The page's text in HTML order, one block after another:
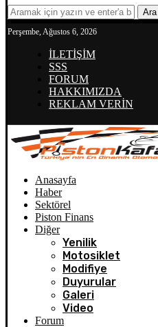
Ara
Perşembe, Ağustos 6, 2026
İLETİŞİM
SSS
FORUM
HAKKIMIZDA
REKLAM VERİN
Anasayfa
Haber
Sektörel
Piston Finans
Diğer
Yenilik
Motosiklet
Modifiye
Duyurular
Galeri
Video
Forum